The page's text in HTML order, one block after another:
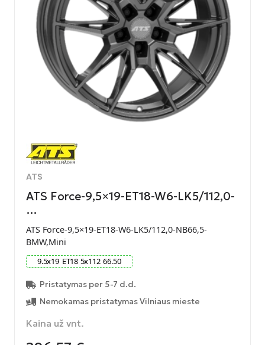
ATS
ATS Force-9,5×19-ET18-W6-LK5/112,0-
…
ATS Force-9,5×19-ET18-W6-LK5/112,0-NB66,5-
BMW,Mini
9.5x19 ET18 5x112 66.50
Pristatymas per 5-7 d.d.
Nemokamas pristatymas Vilniaus mieste
Kaina už vnt.